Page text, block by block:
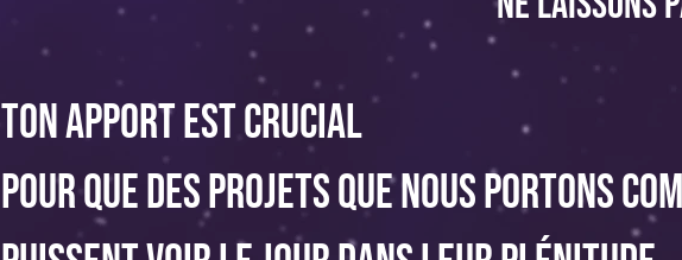
Ton apport est crucial
pour que des projets que nous portons